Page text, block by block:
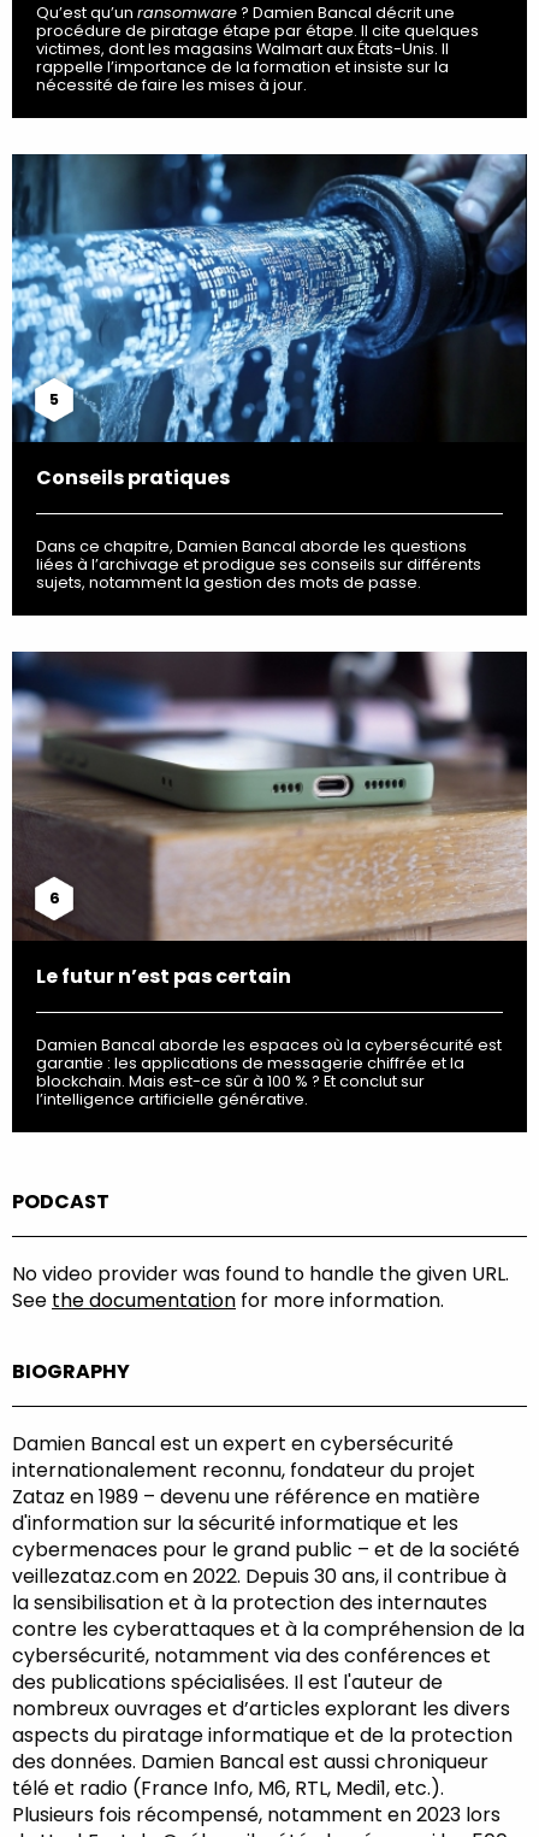
Qu’est qu’un ransomware ? Damien Bancal décrit une
procédure de piratage étape par étape. Il cite quelques
victimes, dont les magasins Walmart aux États-Unis. Il
rappelle l’importance de la formation et insiste sur la
nécessité de faire les mises à jour.
5
Conseils pratiques
Dans ce chapitre, Damien Bancal aborde les questions
liées à l’archivage et prodigue ses conseils sur différents
sujets, notamment la gestion des mots de passe.
6
Le futur n’est pas certain
Damien Bancal aborde les espaces où la cybersécurité est
garantie : les applications de messagerie chiffrée et la
blockchain. Mais est-ce sûr à 100 % ? Et conclut sur
l’intelligence artificielle générative.
PODCAST
No video provider was found to handle the given URL.
See the documentation for more information.
BIOGRAPHY
Damien Bancal est un expert en cybersécurité
internationalement reconnu, fondateur du projet
Zataz en 1989 – devenu une référence en matière
d'information sur la sécurité informatique et les
cybermenaces pour le grand public – et de la société
veillezataz.com en 2022. Depuis 30 ans, il contribue à
la sensibilisation et à la protection des internautes
contre les cyberattaques et à la compréhension de la
cybersécurité, notamment via des conférences et
des publications spécialisées. Il est l'auteur de
nombreux ouvrages et d’articles explorant les divers
aspects du piratage informatique et de la protection
des données. Damien Bancal est aussi chroniqueur
télé et radio (France Info, M6, RTL, Medi1, etc.).
Plusieurs fois récompensé, notamment en 2023 lors